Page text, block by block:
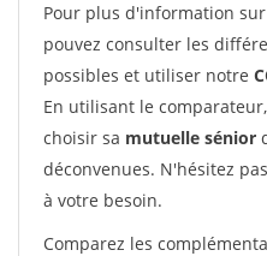
Pour plus d'information
pouvez consulter les
possibles et utiliser notre
En utilisant le
choisir sa mutuelle sénior
déconvenues. N'hésitez
à votre besoin.
Comparez les